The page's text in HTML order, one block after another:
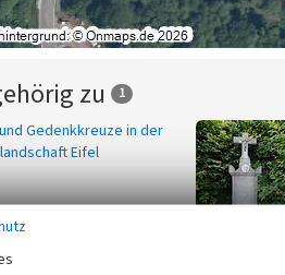
zu 1
Gedenkkreuze in der
Eifel